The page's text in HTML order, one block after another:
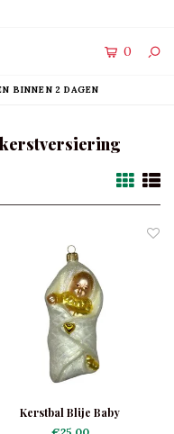
0
BINNEN 2 DAGEN
Kerstbal Blije Baby